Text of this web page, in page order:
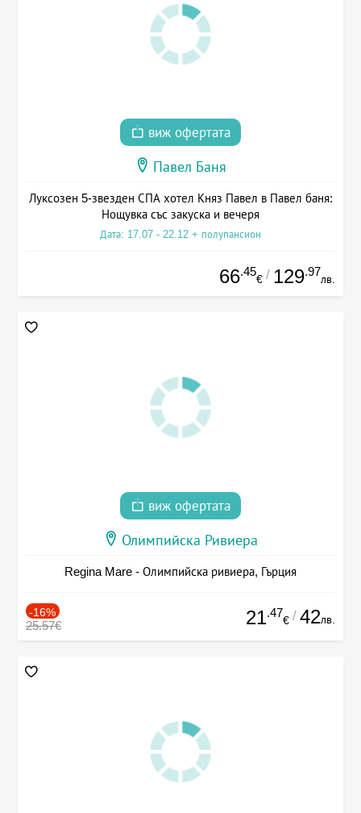
виж офертата
Павел Баня
Луксозен 5-звезден СПА хотел Княз Павел в Павел баня:
Нощувка със закуска и вечеря
Дата: 17.07 - 22.12 + полупансион
66.45
€ / 129.97
лв.
виж офертата
Олимпийска Ривиера
Regina Mare - Олимпийска ривиера, Гърция
-16%
25.57€ 21.47
€ / 42лв.